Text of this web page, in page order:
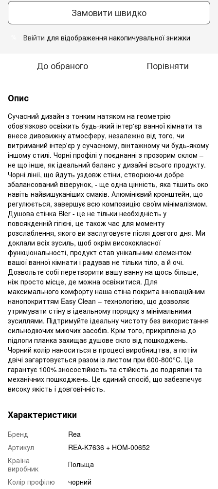
Замовити швидко
Ввійти для відображення накопичувальної знижки
До обраного Порівняти
Опис
Сучасний дизайн з тонким натяком на геометрію
обов'язково освіжить будь-який інтер'єр ванної кімнати та
внесе дивовижну атмосферу, незалежно від того, чи
витриманий інтер'єр у сучасному, вінтажному чи будь-якому
іншому стилі. Чорні профілі у поєднанні з прозорим склом –
не що інше, як ідеальний баланс у дизайні всього продукту.
Чорні лінії, що йдуть уздовж стіни, створюючи добре
збалансований візерунок, - ще одна цінність, яка тішить око
навіть найвишуканіших смаків. Алюмінієвий кронштейн, що
регулюється, завершує всю композицію своїм мінімалізмом.
Душова стінка Bler - це не тільки необхідність у
повсякденній гігієні, це також час для моменту
розслаблення, якого ви заслуговуєте після довгого дня. Ми
доклали всіх зусиль, щоб окрім висококласної
функціональності, продукт став унікальним елементом
вашої ванної кімнати і радував не тільки тіло, а й очі.
Дозвольте собі перетворити вашу ванну на щось більше,
ніж просто місце, де можна освіжитися. Для
максимального комфорту наша стіна покрита інноваційним
нанопокриттям Easy Clean – технологією, що дозволяє
утримувати стіну в ідеальному порядку з мінімальними
зусиллями. Підтримуйте ідеальну чистоту без використання
сильнодіючих миючих засобів. Крім того, прикріплена до
підлоги планка захищає душове скло від пошкоджень.
Чорний колір наноситься в процесі виробництва, а потім
двічі загартовується разом із листом при 600-800°C. Це
гарантує 100% зносостійкість та стійкість до подряпин та
механічних пошкоджень. Це єдиний спосіб, що забезпечує
високу якість і довговічність.
Характеристики
Бренд
Rea
Артикул
REA-K7636 + HOM-00652
Країна
виробник
Польща
Колір профілю
чорний